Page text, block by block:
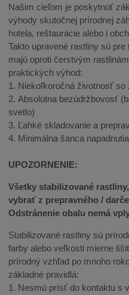
Našim cieľom je poskytnúť
výhody skutočnej prírodnej
hotela, reštaurácie alebo i
Takto upravené rastliny sú
majú oproti čerstvým
praktických výhod:
1. Niekoľkoročná životnosť
2. Absolútna bezúdržbovosť
svetlo)
3. Ľahké skladovanie a
4. Minimálna šanca
UPOZORNENIE:
Všetky stabilizované
vybrať z prepravného /
Odstránenie obalu nemá
Stabilizované rastliny sú
farby alebo veľkosti mierne
prírodný vzhľad po mnoho
základné pravidlá:
1. Nesmú prísť do kontaktu s